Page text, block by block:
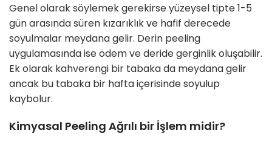
Genel olarak söylemek gerekirse yüzeysel tipte 1-5
gün arasında süren kızarıklık ve hafif derecede
soyulmalar meydana gelir. Derin peeling
uygulamasında ise ödem ve deride gerginlik oluşabilir.
Ek olarak kahverengi bir tabaka da meydana gelir
ancak bu tabaka bir hafta içerisinde soyulup
kaybolur.
Kimyasal Peeling Ağrılı bir İşlem midir?